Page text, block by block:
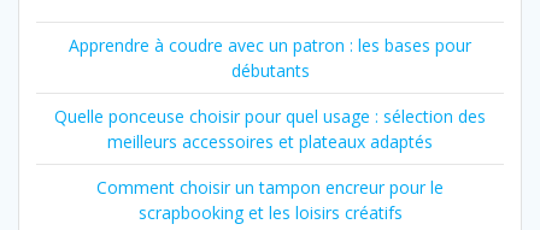
Apprendre à coudre avec un patron : les bases pour
débutants
Quelle ponceuse choisir pour quel usage : sélection des
meilleurs accessoires et plateaux adaptés
Comment choisir un tampon encreur pour le
scrapbooking et les loisirs créatifs